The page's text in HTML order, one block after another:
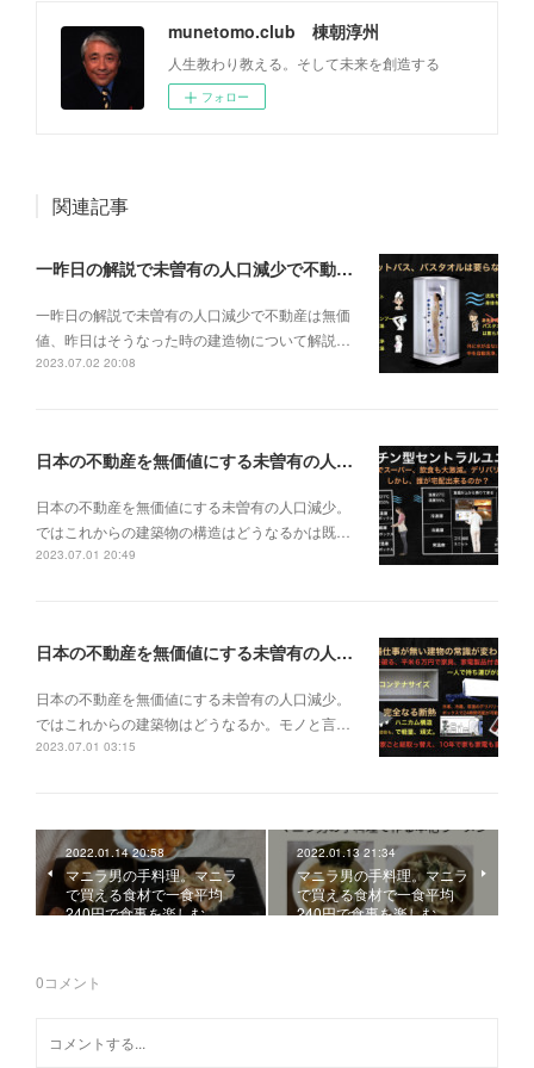
munetomo.club 棟朝淳州
人生教わり教える。そして未来を創造する
フォロー
関連記事
一昨日の解説で未曽有の人口減少で不動産は無価値、昨日はそうなった時の建造物について解説、今日からはその設備について解説をして行く。
一昨日の解説で未曽有の人口減少で不動産は無価
値、昨日はそうなった時の建造物について解説…
2023.07.02 20:08
日本の不動産を無価値にする未曽有の人口減少。ではこれからの建築物の構造はどうなるかは既に解説した。今はその内部の内容。その1
日本の不動産を無価値にする未曽有の人口減少。
ではこれからの建築物の構造はどうなるかは既…
2023.07.01 20:49
日本の不動産を無価値にする未曽有の人口減少。ではこれからの建築物はどうなるか。
日本の不動産を無価値にする未曽有の人口減少。
ではこれからの建築物はどうなるか。モノと言…
2023.07.01 03:15
2022.01.14 20:58
マニラ男の手料理。マニラ
で買える食材で一食平均
240円で食事を楽しむ。…
2022.01.13 21:34
マニラ男の手料理。マニラ
で買える食材で一食平均
240円で食事を楽しむ。…
0コメント